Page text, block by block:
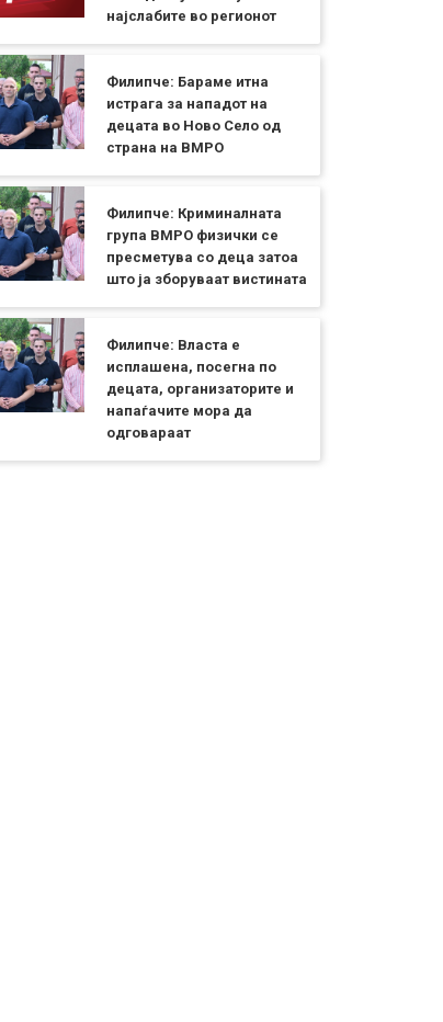
најслабите во регионот
Филипче: Бараме итна
истрага за нападот на
децата во Ново Село од
страна на ВМРО
Филипче: Криминалната
група ВМРО физички се
пресметува со деца затоа
што ја зборуваат вистината
Филипче: Власта е
исплашена, посегна по
децата, организаторите и
напаѓачите мора да
одговараат